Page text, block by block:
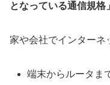
となっている通信規格」
家や会社でインターネ
端末からルータま